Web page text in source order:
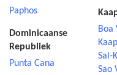
Paphos
Dominicaanse
Republiek
Punta Cana
Boa
Sal-
Sao